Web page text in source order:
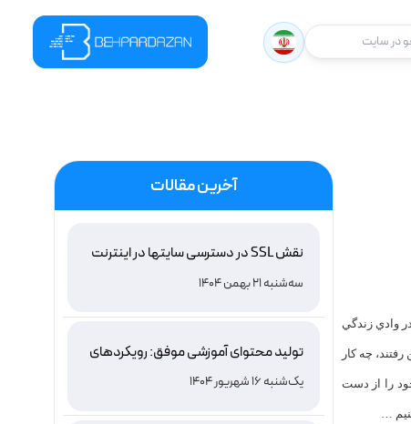
در سایت
وادي زندگي
چه کار
را از دست
…
آخرین مقالات
نقش SSL در دسترسی سایتها در اینترنت
ملی ایران و باور غلط درباره دامنه های IR
سه‌شنبه 21 بهمن 1404
تولید محتوای آموزشی موفق: رویکردهای
نوین و اثربخش
یک‌شنبه 16 شهریور 1404